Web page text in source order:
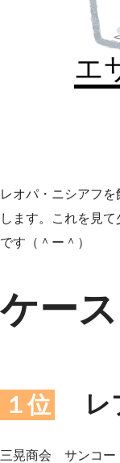
エ
レオパ・ニシアフ
します。これを見
です（＾ー＾）
ケース
１位 レ
三晃商会 サンコー